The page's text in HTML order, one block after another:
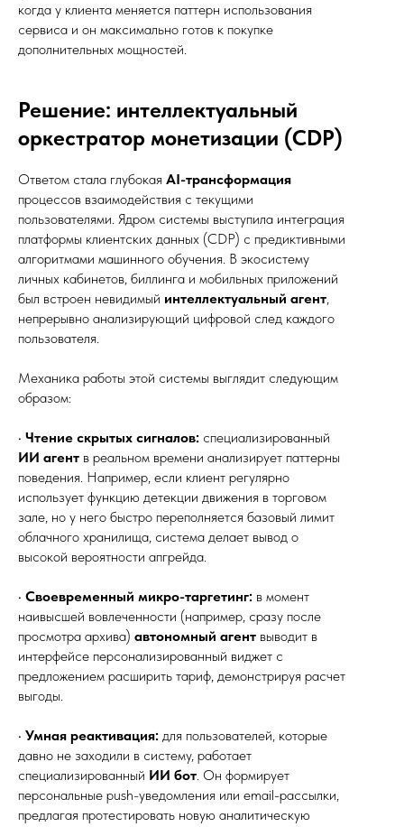
когда у клиента меняется паттерн использования
сервиса и он максимально готов к покупке
дополнительных мощностей.
Решение: интеллектуальный
оркестратор монетизации (CDP)
Ответом стала глубокая AI-трансформация
процессов взаимодействия с текущими
пользователями. Ядром системы выступила интеграция
платформы клиентских данных (CDP) с предиктивными
алгоритмами машинного обучения. В экосистему
личных кабинетов, биллинга и мобильных приложений
был встроен невидимый интеллектуальный агент,
непрерывно анализирующий цифровой след каждого
пользователя.
Механика работы этой системы выглядит следующим
образом:
• Чтение скрытых сигналов: специализированный
ИИ агент в реальном времени анализирует паттерны
поведения. Например, если клиент регулярно
использует функцию детекции движения в торговом
зале, но у него быстро переполняется базовый лимит
облачного хранилища, система делает вывод о
высокой вероятности апгрейда.
• Своевременный микро-таргетинг: в момент
наивысшей вовлеченности (например, сразу после
просмотра архива) автономный агент выводит в
интерфейсе персонализированный виджет с
предложением расширить тариф, демонстрируя расчет
выгоды.
• Умная реактивация: для пользователей, которые
давно не заходили в систему, работает
специализированный ИИ бот. Он формирует
персональные push-уведомления или email-рассылки,
предлагая протестировать новую аналитическую